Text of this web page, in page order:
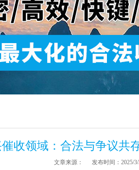
收领域：合法与争议共
文章来源： 发布时间：2025/3/